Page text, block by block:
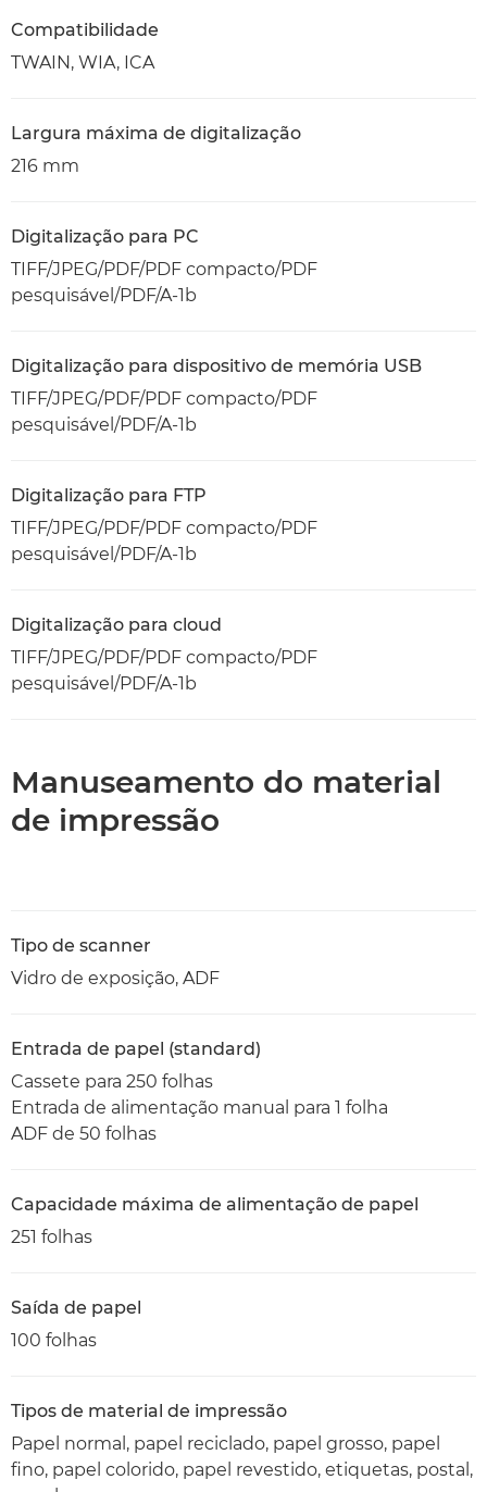
Compatibilidade
TWAIN, WIA, ICA
Largura máxima de digitalização
216 mm
Digitalização para PC
TIFF/JPEG/PDF/PDF compacto/PDF
pesquisável/PDF/A-1b
Digitalização para dispositivo de memória USB
TIFF/JPEG/PDF/PDF compacto/PDF
pesquisável/PDF/A-1b
Digitalização para FTP
TIFF/JPEG/PDF/PDF compacto/PDF
pesquisável/PDF/A-1b
Digitalização para cloud
TIFF/JPEG/PDF/PDF compacto/PDF
pesquisável/PDF/A-1b
Manuseamento do material
de impressão
Tipo de scanner
Vidro de exposição, ADF
Entrada de papel (standard)
Cassete para 250 folhas
Entrada de alimentação manual para 1 folha
ADF de 50 folhas
Capacidade máxima de alimentação de papel
251 folhas
Saída de papel
100 folhas
Tipos de material de impressão
Papel normal, papel reciclado, papel grosso, papel
fino, papel colorido, papel revestido, etiquetas, postal,